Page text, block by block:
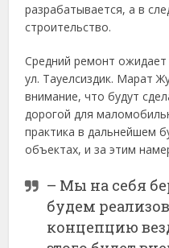
разрабатывается, а в
строительство.
Средний ремонт
ул. Тауелсиздик. Марат
внимание, что будут
дорогой для
практика в дальнейшем
объектах, и за этим
– Мы на себя
будем
концепцию